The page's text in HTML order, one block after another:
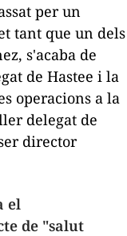
per un
tant que un dels
s'acaba de
de Hastee i la
operacions a la
delegat de
director
el
de "salut